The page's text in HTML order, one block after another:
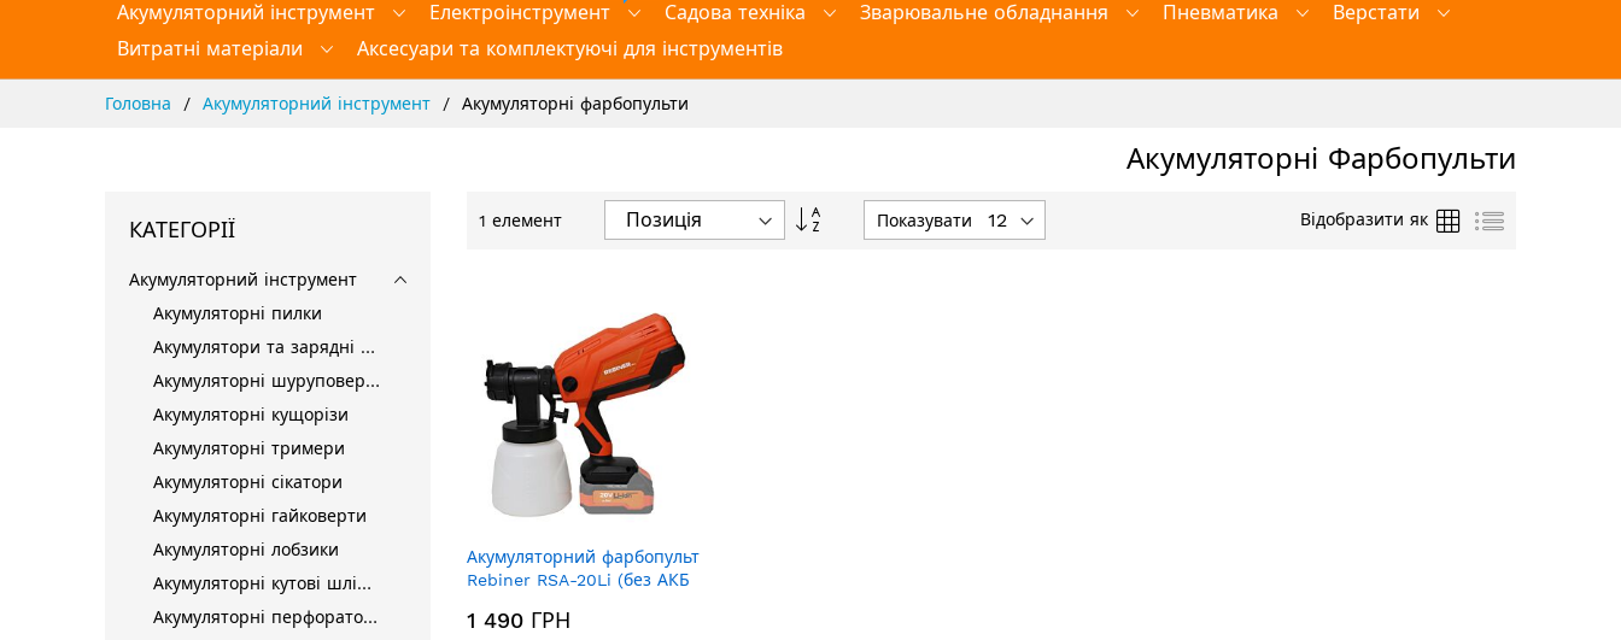
Акумуляторний інструмент Електроінструмент Садова техніка Зварювальне обладнання Пневматика
Верстати
Витратні матеріали
Аксесуари та комплектуючі для інструментів
Головна Акумуляторний інструмент Акумуляторні фарбопульти
Акумуляторні Фарбопульти
1 елемент
СортуватиПоказувати Відобразити як ТаблицяСписок
Акумуляторний фарбопульт
Rebiner RSA-20Li (без АКБ
1 490 ГРН
КАТЕГОРІЇ
Акумуляторний інструмент
Акумуляторні пилки
Акумулятори та зарядні пристрої
Акумуляторні шуруповерти
Акумуляторні кущорізи
Акумуляторні тримери
Акумуляторні сікатори
Акумуляторні гайковерти
Акумуляторні лобзики
Акумуляторні кутові шліфмашини
Акумуляторні перфоратори